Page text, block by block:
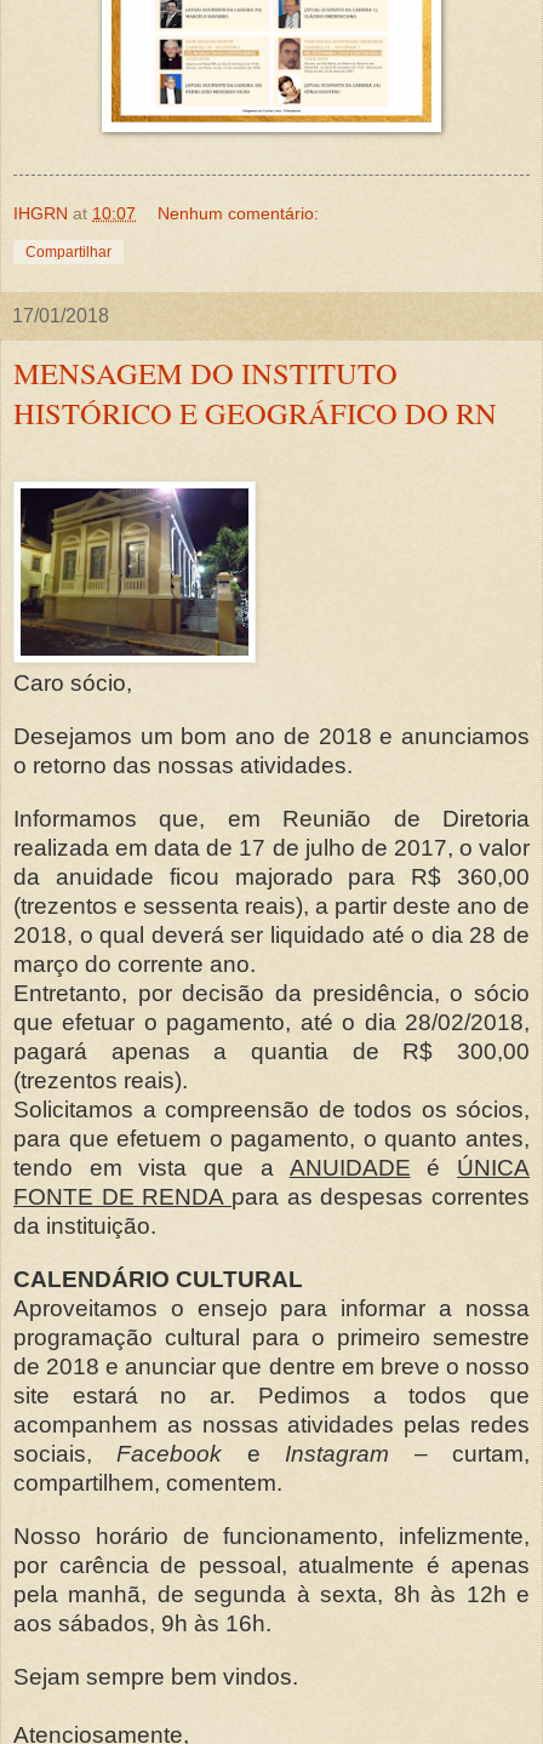
IHGRN at 10:07 Nenhum comentário:
Compartilhar
17/01/2018
MENSAGEM DO INSTITUTO
HISTÓRICO E GEOGRÁFICO DO RN
Caro sócio,
Desejamos um bom ano de 2018 e anunciamos
o retorno das nossas atividades.
Informamos que, em Reunião de Diretoria
realizada em data de 17 de julho de 2017, o valor
da anuidade ficou majorado para R$ 360,00
(trezentos e sessenta reais), a partir deste ano de
2018, o qual deverá ser liquidado até o dia 28 de
março do corrente ano.
Entretanto, por decisão da presidência, o sócio
que efetuar o pagamento, até o dia 28/02/2018,
pagará apenas a quantia de R$ 300,00
(trezentos reais).
Solicitamos a compreensão de todos os sócios,
para que efetuem o pagamento, o quanto antes,
tendo em vista que a ANUIDADE é ÚNICA
FONTE DE RENDA para as despesas correntes
da instituição.
CALENDÁRIO CULTURAL
Aproveitamos o ensejo para informar a nossa
programação cultural para o primeiro semestre
de 2018 e anunciar que dentre em breve o nosso
site estará no ar. Pedimos a todos que
acompanhem as nossas atividades pelas redes
sociais,Facebook e Instagram –curtam,
compartilhem, comentem.
Nosso horário de funcionamento, infelizmente,
por carência de pessoal, atualmente é apenas
pela manhã, de segunda à sexta, 8h às 12h e
aos sábados, 9h às 16h.
Sejam sempre bem vindos.
Atenciosamente,